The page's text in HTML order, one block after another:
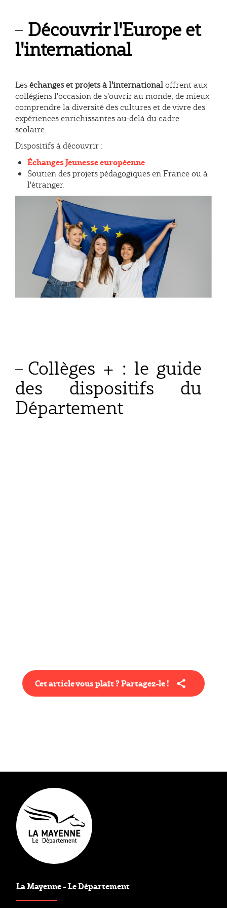
Découvrir l'Europe et
l'international
Leséchanges et projets à l'internationaloffrent aux
collégiens l'occasion de s'ouvrir au monde, de mieux
comprendre la diversité des cultures et de vivre des
expériences enrichissantes au-delà du cadre
scolaire.
Dispositifs à découvrir :
Échanges Jeunesse européenne
Soutien des projets pédagogiques en France ou à
l'étranger.
Collèges + : le guide
des dispositifs du
Département
Cet article vous plaît ? Partagez-le !
La Mayenne - Le Département